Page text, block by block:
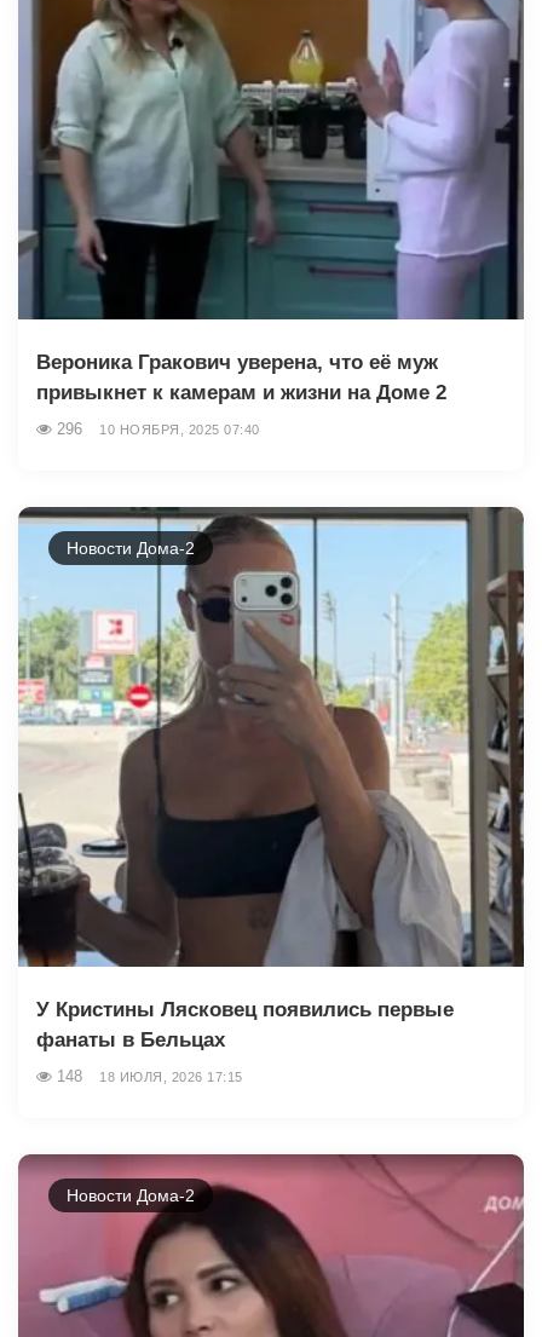
Вероника Гракович уверена, что её муж
привыкнет к камерам и жизни на Доме 2
296 10 НОЯБРЯ, 2025 07:40
Новости Дома-2
У Кристины Лясковец появились первые
фанаты в Бельцах
148 18 ИЮЛЯ, 2026 17:15
Новости Дома-2